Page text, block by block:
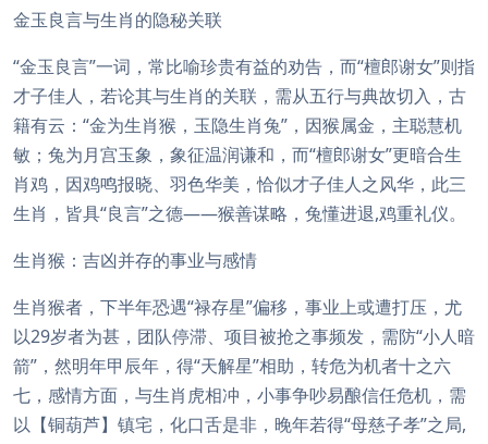
金玉良言与生肖的隐秘关联
“金玉良言”一词，常比喻珍贵有益的劝告，而“檀郎谢女”则指
才子佳人，若论其与生肖的关联，需从五行与典故切入，古
籍有云：“金为生肖猴，玉隐生肖兔”，因猴属金，主聪慧机
敏；兔为月宫玉象，象征温润谦和，而“檀郎谢女”更暗合生
肖鸡，因鸡鸣报晓、羽色华美，恰似才子佳人之风华，此三
生肖，皆具“良言”之德——猴善谋略，兔懂进退,鸡重礼仪。
生肖猴：吉凶并存的事业与感情
生肖猴者，下半年恐遇“禄存星”偏移，事业上或遭打压，尤
以29岁者为甚，团队停滞、项目被抢之事频发，需防“小人暗
箭”，然明年甲辰年，得“天解星”相助，转危为机者十之六
七，感情方面，与生肖虎相冲，小事争吵易酿信任危机，需
以【铜葫芦】镇宅，化口舌是非，晚年若得“母慈子孝”之局,